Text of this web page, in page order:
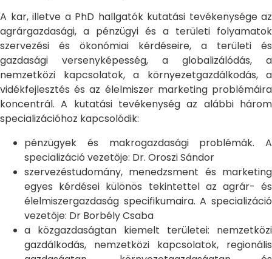
A kar, illetve a PhD hallgatók kutatási tevékenysége az
agrárgazdasági, a pénzügyi és a területi folyamatok
szervezési és ökonómiai kérdéseire, a területi és
gazdasági versenyképesség, a globalizálódás, a
nemzetközi kapcsolatok, a környezetgazdálkodás, a
vidékfejlesztés és az élelmiszer marketing problémáira
koncentrál. A kutatási tevékenység az alábbi három
specializációhoz kapcsolódik:
pénzügyek és makrogazdasági problémák. A
specializáció vezetője: Dr. Oroszi Sándor
szervezéstudomány, menedzsment és marketing
egyes kérdései különös tekintettel az agrár- és
élelmiszergazdaság specifikumaira. A specializáció
vezetője: Dr Borbély Csaba
a közgazdaságtan kiemelt területei: nemzetközi
gazdálkodás, nemzetközi kapcsolatok, regionális